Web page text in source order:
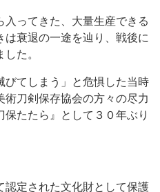
ってきた、大量生産できる
衰退の一途を辿り、戦後に
た。
びてしまう」と危惧した当時
刀剣保存協会の方々の尽力
たたら』として３０年ぶり
認定された文化財として保護